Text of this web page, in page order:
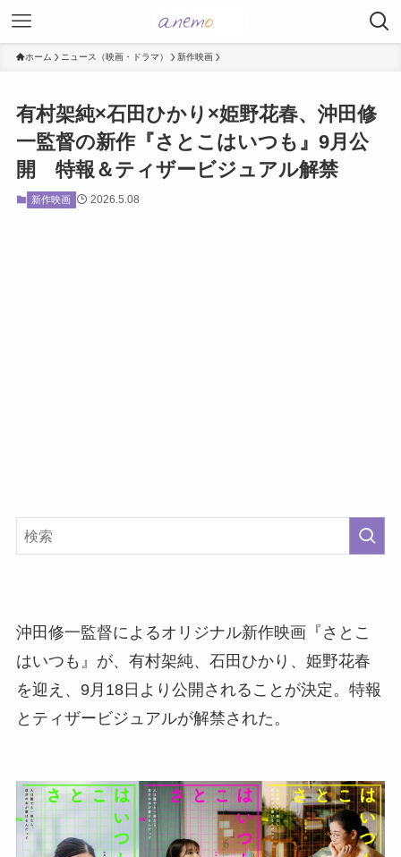
ホーム ニュース（映画・ドラマ） 新作映画
有村架純×石田ひかり×姫野花春、沖田修
一監督の新作『さとこはいつも』9月公
開 特報＆ティザービジュアル解禁
新作映画 2026.5.08
沖田修一監督によるオリジナル新作映画『さとこ
はいつも』が、有村架純、石田ひかり、姫野花春
を迎え、9月18日より公開されることが決定。特報
とティザービジュアルが解禁された。